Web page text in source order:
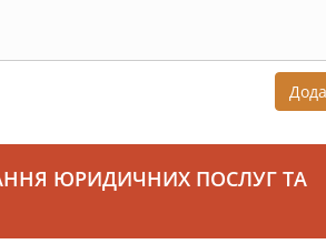
ЮРИДИЧНИХ ПОСЛУГ ТА